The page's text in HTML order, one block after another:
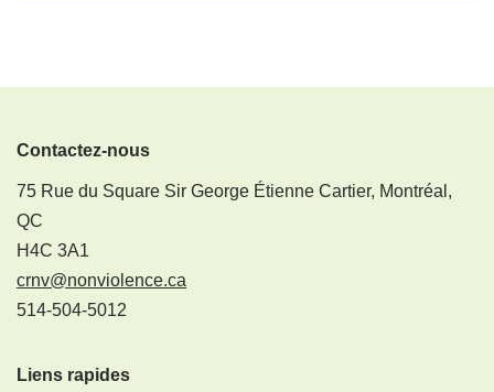
Contactez-nous
75 Rue du Square Sir George Étienne Cartier, Montréal,
QC
H4C 3A1
crnv@nonviolence.ca
514-504-5012
Liens rapides